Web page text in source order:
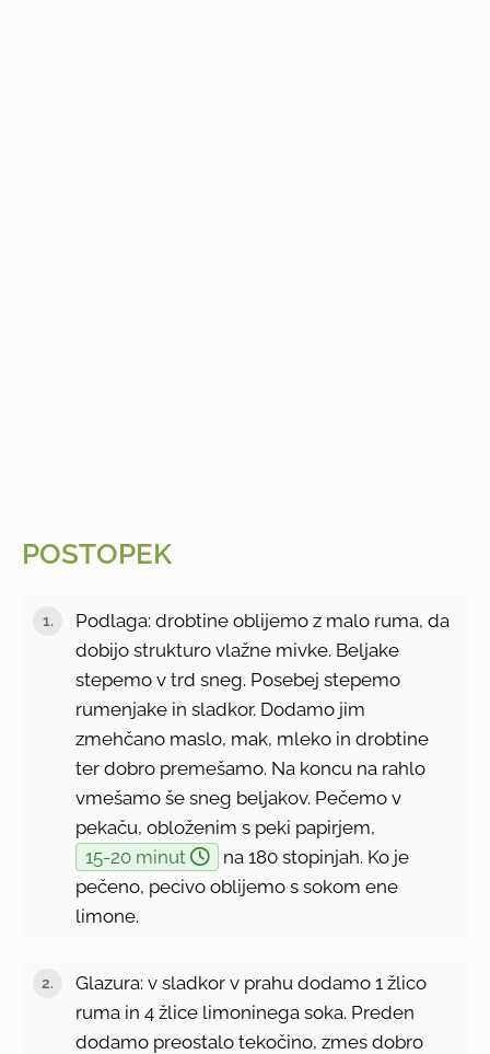
POSTOPEK
Podlaga: drobtine oblijemo z malo ruma, da
dobijo strukturo vlažne mivke. Beljake
stepemo v trd sneg. Posebej stepemo
rumenjake in sladkor. Dodamo jim
zmehčano maslo, mak, mleko in drobtine
ter dobro premešamo. Na koncu na rahlo
vmešamo še sneg beljakov. Pečemo v
pekaču, obloženim s peki papirjem,
15-20 minut
na 180 stopinjah. Ko je
pečeno, pecivo oblijemo s sokom ene
limone.
Glazura: v sladkor v prahu dodamo 1 žlico
ruma in 4 žlice limoninega soka. Preden
dodamo preostalo tekočino, zmes dobro